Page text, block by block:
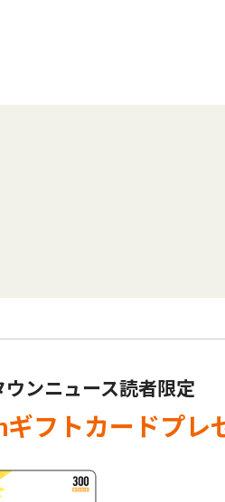
ウンニュース読者限定
フトカードプレ